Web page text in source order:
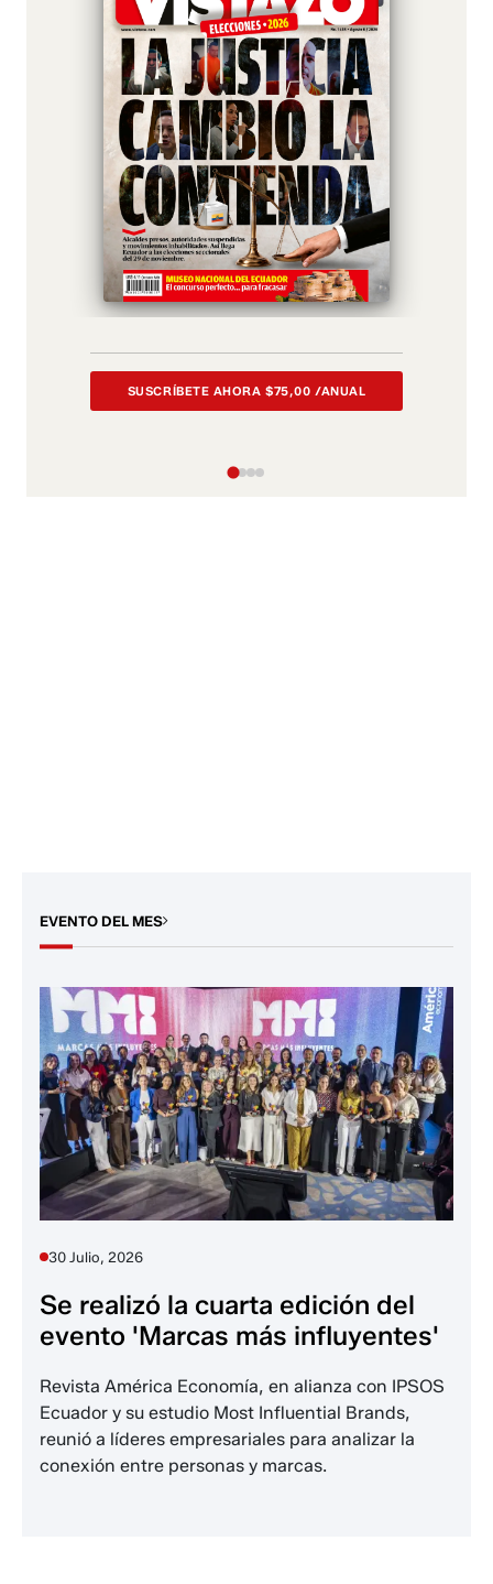
SUSCRÍBETE AHORA $75,00 /ANUAL
EVENTO DEL MES
30 Julio, 2026
Se realizó la cuarta edición del
evento 'Marcas más influyentes'
Revista América Economía, en alianza con IPSOS
Ecuador y su estudio Most Influential Brands,
reunió a líderes empresariales para analizar la
conexión entre personas y marcas.